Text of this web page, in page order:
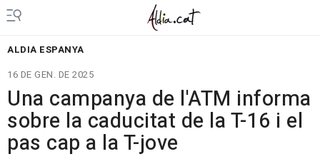
ALDIA ESPANYA
16 DE GEN. DE 2025
Una campanya de l'ATM informa
sobre la caducitat de la T-16 i el
pas cap a la T-jove